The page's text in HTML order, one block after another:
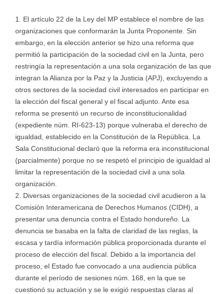
El artículo 22 de la Ley del MP establece el nombre de las
organizaciones que conformarán la Junta Proponente. Sin
embargo, en la elección anterior se hizo una reforma que
permitió la participación de la sociedad civil en la Junta, pero
restringía la representación a una sola organización de las que
integran la Alianza por la Paz y la Justicia (APJ), excluyendo a
otros sectores de la sociedad civil interesados en participar en
la elección del fiscal general y el fiscal adjunto. Ante esa
reforma se presentó un recurso de inconstitucionalidad
(expediente núm. RI-623-13) porque vulneraba el derecho de
igualdad, establecido en la Constitución de la República. La
Sala Constitucional declaró que la reforma era inconstitucional
(parcialmente) porque no se respetó el principio de igualdad al
limitar la representación de la sociedad civil a una sola
organización.
Diversas organizaciones de la sociedad civil acudieron a la
Comisión Interamericana de Derechos Humanos (CIDH), a
presentar una denuncia contra el Estado hondureño. La
denuncia se basaba en la falta de claridad de las reglas, la
escasa y tardía información pública proporcionada durante el
proceso de elección del fiscal. Debido a la importancia del
proceso, el Estado fue convocado a una audiencia pública
durante el período de sesiones núm. 168, en la que se
cuestionó su actuación y se le exigió respuestas claras al